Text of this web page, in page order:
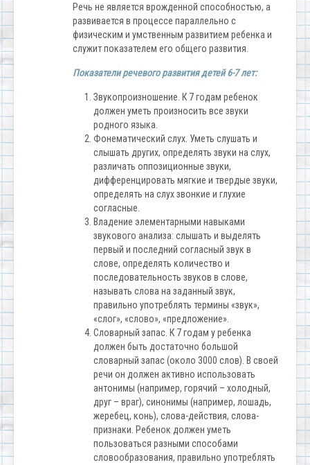
Речь не является врожденной способностью, а
развивается в процессе параллельно с
физическим и умственным развитием ребенка и
служит показателем его общего развития.
Показатели речевого развития детей 6-7 лет:
Звукопроизношение. К 7 годам ребенок
должен уметь произносить все звуки
родного языка.
Фонематический слух. Уметь слушать и
слышать других, определять звуки на слух,
различать оппозиционные звуки,
дифференцировать мягкие и твердые звуки,
определять на слух звонкие и глухие
согласные.
Владение элементарными навыками
звукового анализа: слышать и выделять
первый и последний согласный звук в
слове, определять количество и
последовательность звуков в слове,
называть слова на заданный звук,
правильно употреблять термины «звук»,
«слог», «слово», «предложение».
Словарный запас. К 7 годам у ребенка
должен быть достаточно большой
словарный запас (около 3000 слов). В своей
речи он должен активно использовать
антонимы (например, горячий – холодный,
друг – враг), синонимы (например, лошадь,
жеребец, конь), слова-действия, слова-
признаки. Ребенок должен уметь
пользоваться разными способами
словообразования, правильно употреблять